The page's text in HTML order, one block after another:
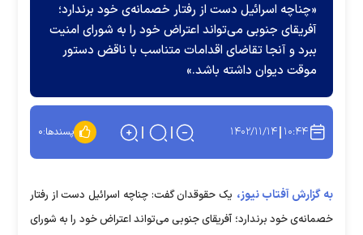
«چناچه اسرائیل دست از رفتار خصمانه‌ی خود برندارد؛
آفریقای جنوبی می‌تواند اعتراض خود را به شورای امنیت
ببرد و آنجا تقاضای اقدامات متناسب با ناقض دستور
موقت دیوان داشته باشد.»
۱۰:۴۴ ۱۴۰۲/۱۱/۱۴ پسندها:۰
به گزارش آفتاب نیوز، یک حقوقدان گفت: چناچه اسرائیل دست از رفتار
خصمانه‌ی خود برندارد؛ آفریقای جنوبی می‌تواند اعتراض خود را به شورای